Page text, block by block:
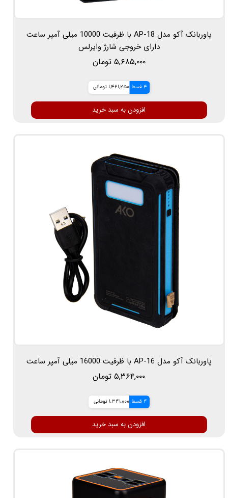
پاوربانک آکو مدل AP-18 با ظرفیت 10000 میلی آمپر ساعت
دارای خروجی شارژ وایرلس
۵,۶۸۵,۰۰۰ تومان
4 قسط 1,421,250 تومانی
افزودن به سبد خرید
پاوربانک آکو مدل AP-16 با ظرفیت 16000 میلی آمپر ساعت
۵,۳۶۴,۰۰۰ تومان
4 قسط 1,341,000 تومانی
افزودن به سبد خرید